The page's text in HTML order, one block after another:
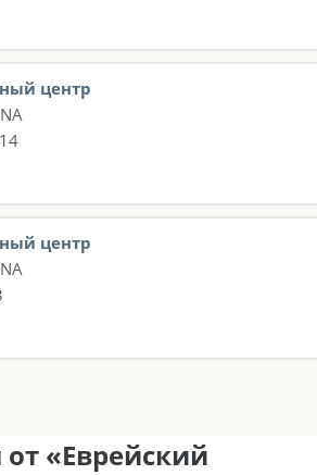
центр
центр
«Еврейский